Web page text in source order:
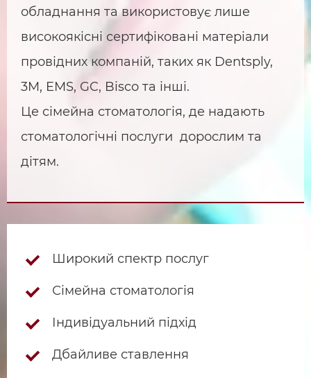
обладнання та використовує лише
високоякісні сертифіковані матеріали
провідних компаній, таких як Dentsply,
3M, EMS, GC, Bisco та інші.
Це сімейна стоматологія, де надають
стоматологічні послуги дорослим та
дітям.
Широкий спектр послуг
Сімейна стоматологія
Індивідуальний підхід
Дбайливе ставлення